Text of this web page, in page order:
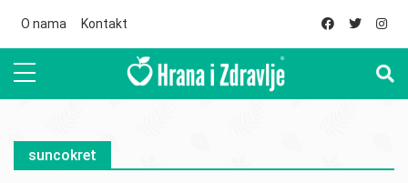
O nama Kontakt
suncokret